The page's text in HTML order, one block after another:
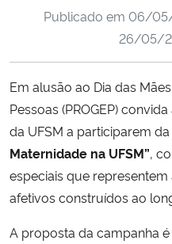
Ministério da Ciência, Tecnologia,
Ministério do Meio Ambiente
Ministério do Turismo
Publicado em 06/05/
26/05/
Em alusão ao Dia das
Pessoas (PROGEP)
da UFSM a participarem
Maternidade na UFSM”,
especiais que
afetivos construídos ao
A proposta da campanha